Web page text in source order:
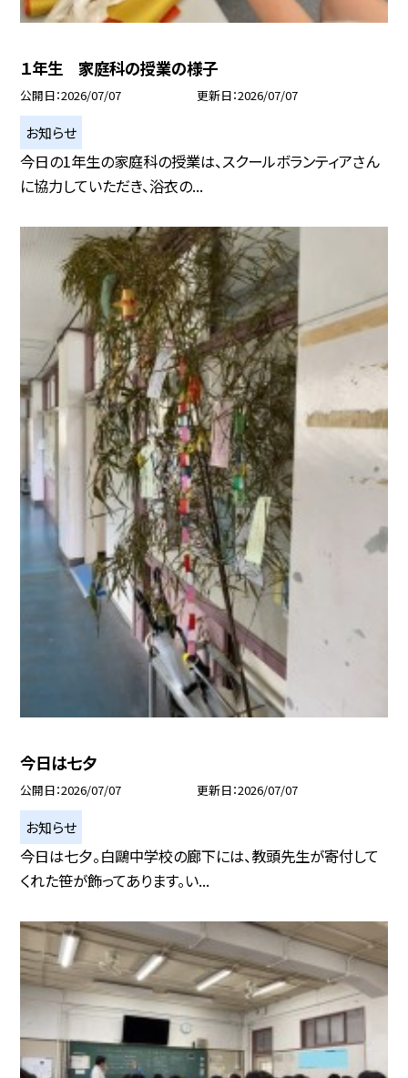
１年生 家庭科の授業の様子
公開日 2026/07/07 更新日 2026/07/07
お知らせ
今日の1年生の家庭科の授業は、スクールボランティアさん
に協力していただき、浴衣の...
今日は七夕
公開日 2026/07/07 更新日 2026/07/07
お知らせ
今日は七夕。白鷗中学校の廊下には、教頭先生が寄付して
くれた笹が飾ってあります。い...